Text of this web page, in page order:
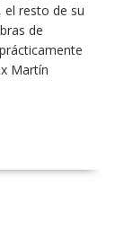
resto de su
de
Martín